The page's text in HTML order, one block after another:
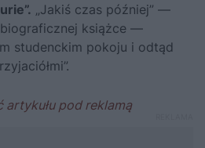
„Jakiś czas później” —
książce —
studenckim pokoju i odtąd